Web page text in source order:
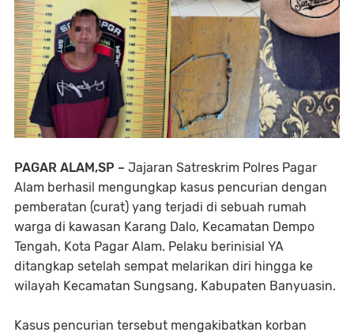
PAGAR ALAM,SP – Jajaran Satreskrim Polres Pagar
Alam berhasil mengungkap kasus pencurian dengan
pemberatan (curat) yang terjadi di sebuah rumah
warga di kawasan Karang Dalo, Kecamatan Dempo
Tengah, Kota Pagar Alam. Pelaku berinisial YA
ditangkap setelah sempat melarikan diri hingga ke
wilayah Kecamatan Sungsang, Kabupaten Banyuasin.
Kasus pencurian tersebut mengakibatkan korban